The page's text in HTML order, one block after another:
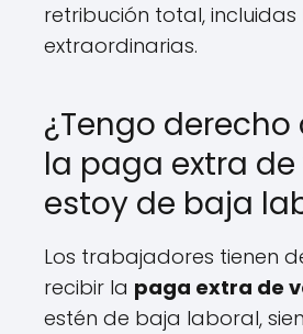
retribución total,
extraordinarias.
¿Tengo
la paga extra de
estoy de baja
Los trabajadores tienen
recibir la paga extra de
estén de baja laboral,